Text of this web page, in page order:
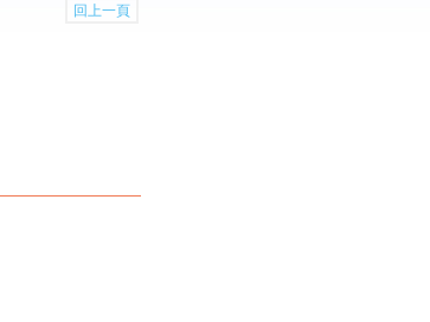
回上一頁